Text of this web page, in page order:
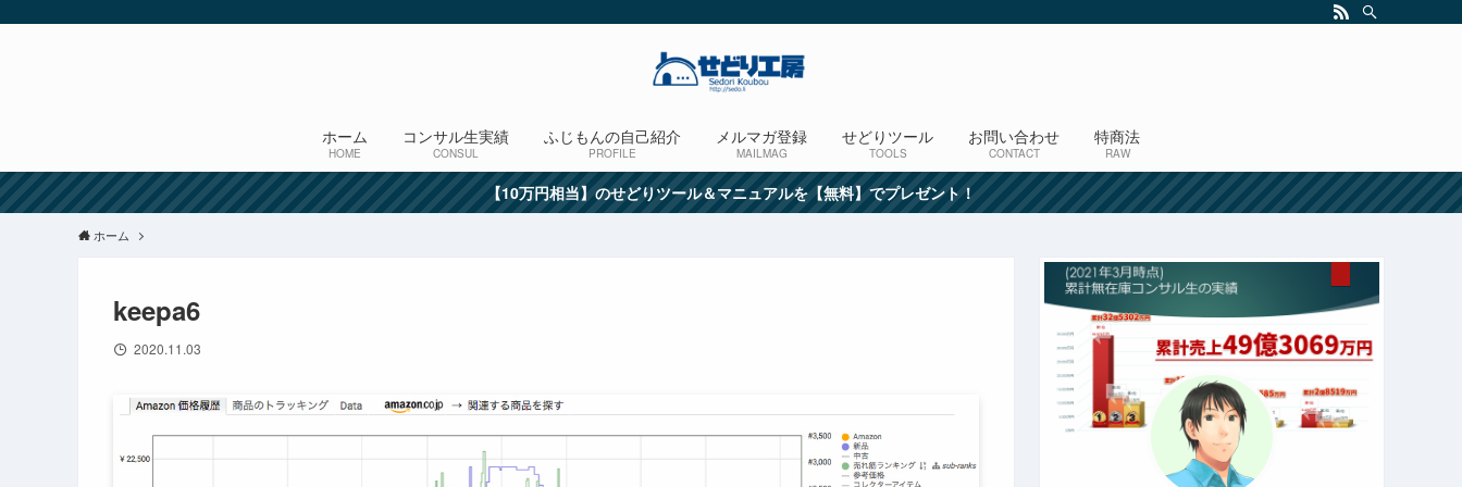
ホーム
HOME
コンサル生実績
CONSUL
ふじもんの自己紹介
PROFILE
メルマガ登録
MAILMAG
せどりツール
TOOLS
お問い合わせ
CONTACT
特商法
RAW
【10万円相当】のせどりツール＆マニュアルを【無料】でプレゼント！
ホーム
keepa6
2020.11.03